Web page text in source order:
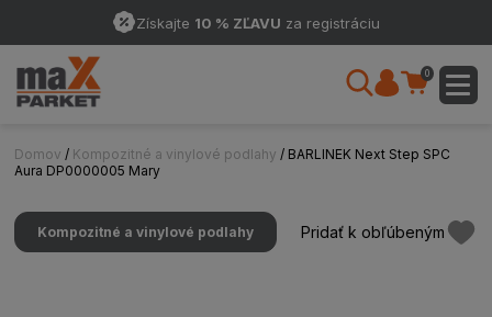
Získajte 10 % ZĽAVU za registráciu
0
Domov / Kompozitné a vinylové podlahy / BARLINEK Next Step SPC
Aura DP0000005 Mary
Kompozitné a vinylové podlahy Pridať k obľúbeným